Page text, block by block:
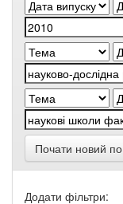
Почати новий
Додати фільтри: